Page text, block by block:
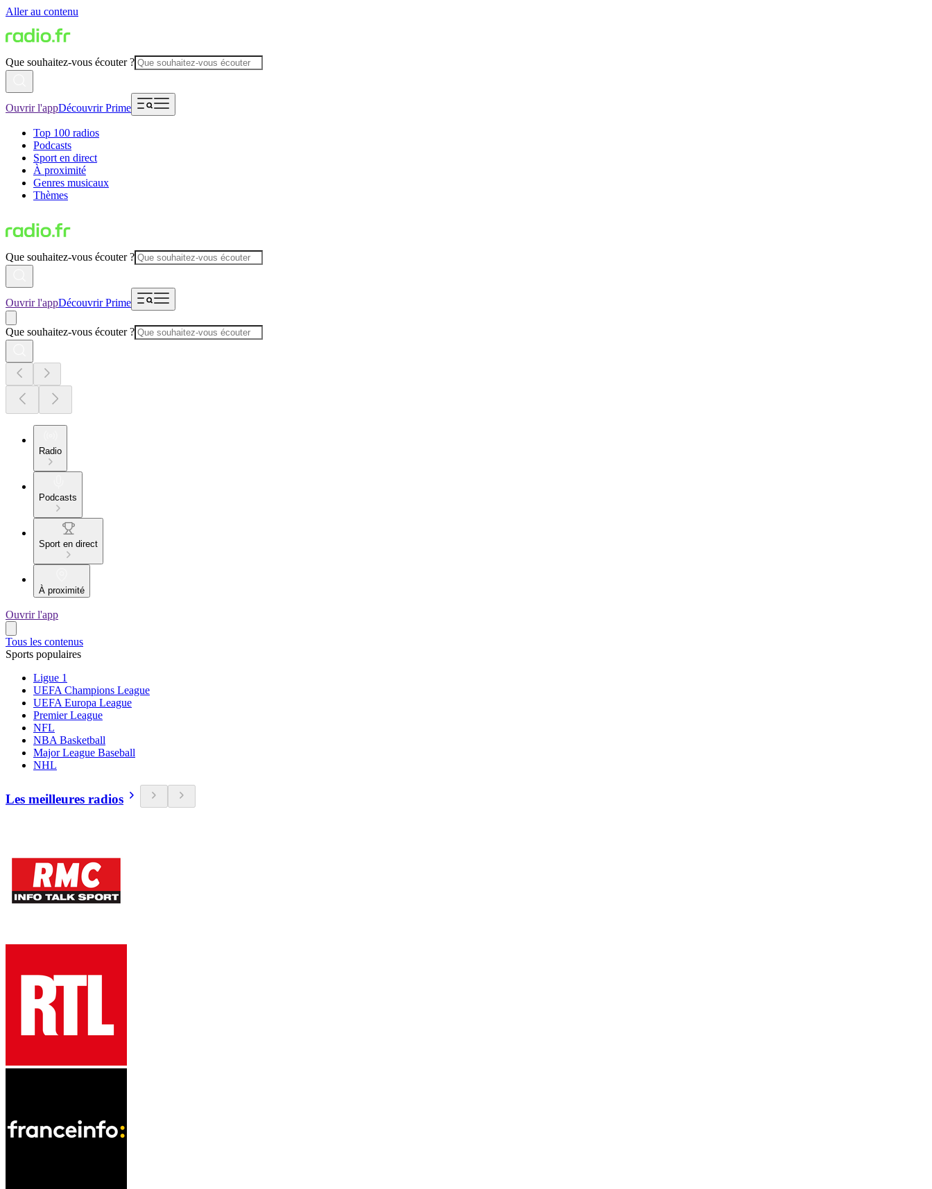
Aller au contenu
Que souhaitez-vous écouter ?
Ouvrir l'appDécouvrir Prime
Top 100 radios
Podcasts
Sport en direct
À proximité
Genres musicaux
Thèmes
Que souhaitez-vous écouter ?
Ouvrir l'appDécouvrir Prime
Que souhaitez-vous écouter ?
Radio
Podcasts
Sport en direct
À proximité
Ouvrir l'app
Tous les contenus
Sports populaires
Ligue 1
UEFA Champions League
UEFA Europa League
Premier League
NFL
NBA Basketball
Major League Baseball
NHL
Les meilleures radios